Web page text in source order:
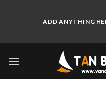
ADD ANYTHING